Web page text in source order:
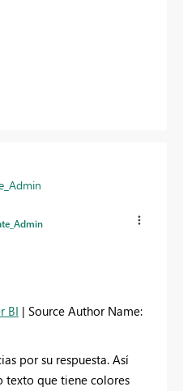
BI | Source Author Name:
por su respuesta. Así
texto que tiene colores